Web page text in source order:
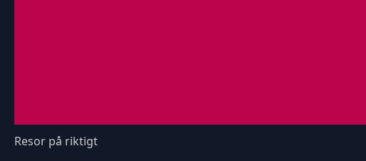
Resor på riktigt